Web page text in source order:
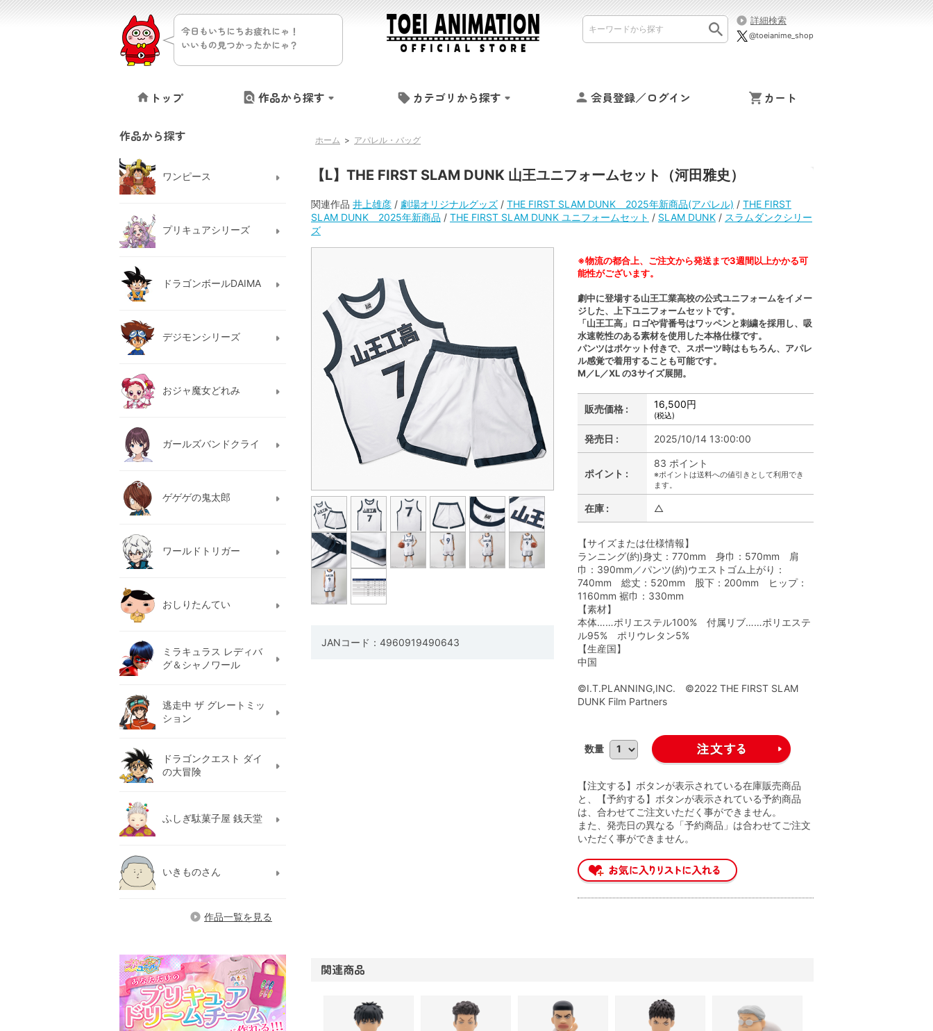
今日もいちにちお疲れにゃ！
いいもの見つかったかにゃ？
詳細検索
@toeianime_shop
トップ 作品から探す カテゴリから探す 会員登録／ログイン カート
ホーム > アパレル・バッグ
【L】THE FIRST SLAM DUNK 山王ユニフォームセット（河田雅史）
関連作品 井上雄彦 / 劇場オリジナルグッズ / THE FIRST SLAM DUNK 2025年新商品(アパレル) / THE FIRST
SLAM DUNK 2025年新商品 / THE FIRST SLAM DUNK ユニフォームセット / SLAM DUNK / スラムダンクシリー
ズ
JANコード：4960919490643
※物流の都合上、ご注文から発送まで3週間以上かかる可
能性がございます。
劇中に登場する山王工業高校の公式ユニフォームをイメー
ジした、上下ユニフォームセットです。
「山王工高」ロゴや背番号はワッペンと刺繍を採用し、吸
水速乾性のある素材を使用した本格仕様です。
パンツはポケット付きで、スポーツ時はもちろん、アパレ
ル感覚で着用することも可能です。
M／L／XL の3サイズ展開。
販売価格 : 16,500円
(税込)
発売日 : 2025/10/14 13:00:00
ポイント :
83 ポイント
※ポイントは送料への値引きとして利用でき
ます。
在庫 : △
【サイズまたは仕様情報】
ランニング(約)身丈：770mm 身巾：570mm 肩
巾：390mm／パンツ(約)ウエストゴム上がり：
740mm 総丈：520mm 股下：200mm ヒップ：
1160mm 裾巾：330mm
【素材】
本体……ポリエステル100% 付属リブ……ポリエステ
ル95% ポリウレタン5%
【生産国】
中国
©I.T.PLANNING,INC. ©2022 THE FIRST SLAM
DUNK Film Partners
数量
【注文する】ボタンが表示されている在庫販売商品
と、【予約する】ボタンが表示されている予約商品
は、合わせてご注文いただく事ができません。
また、発売日の異なる「予約商品」は合わせてご注文
いただく事ができません。
関連商品
作品から探す
ワンピース
プリキュアシリーズ
ドラゴンボールDAIMA
デジモンシリーズ
おジャ魔女どれみ
ガールズバンドクライ
ゲゲゲの鬼太郎
ワールドトリガー
おしりたんてい
ミラキュラス レディバ
グ＆シャノワール
逃走中 ザ グレートミッ
ション
ドラゴンクエスト ダイ
の大冒険
ふしぎ駄菓子屋 銭天堂
いきものさん
作品一覧を見る